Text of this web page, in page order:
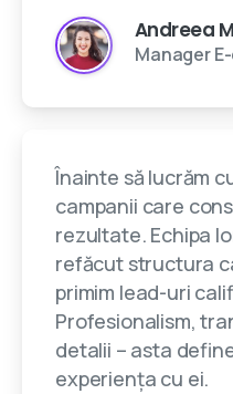
Andreea M
Manager
Înainte să lucrăm
campanii care
rezultate. Echipa
refăcut structura
primim lead-uri
Profesionalism,
detalii – asta
experiența cu ei.